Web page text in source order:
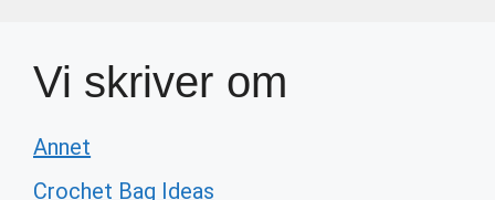
Vi skriver om
Annet
Crochet Bag Ideas